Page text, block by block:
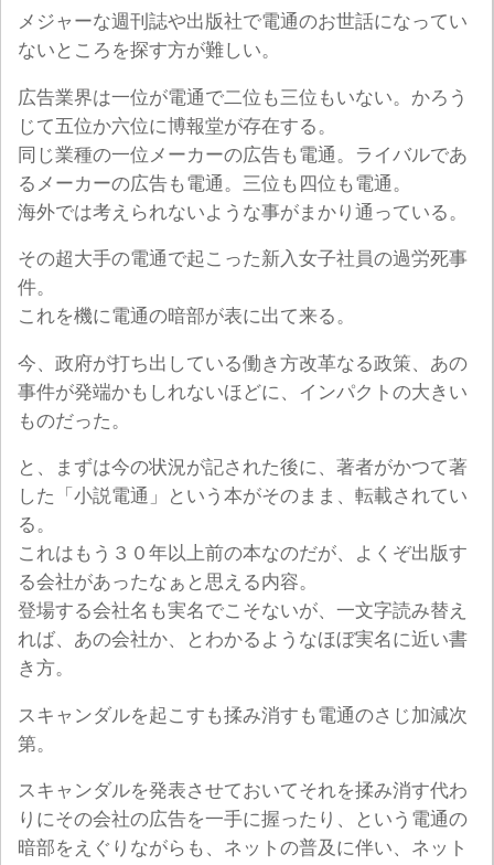
メジャーな週刊誌や出版社で電通のお世話になってい
ないところを探す方が難しい。
広告業界は一位が電通で二位も三位もいない。かろう
じて五位か六位に博報堂が存在する。
同じ業種の一位メーカーの広告も電通。ライバルであ
るメーカーの広告も電通。三位も四位も電通。
海外では考えられないような事がまかり通っている。
その超大手の電通で起こった新入女子社員の過労死事
件。
これを機に電通の暗部が表に出て来る。
今、政府が打ち出している働き方改革なる政策、あの
事件が発端かもしれないほどに、インパクトの大きい
ものだった。
と、まずは今の状況が記された後に、著者がかつて著
した「小説電通」という本がそのまま、転載されてい
る。
これはもう３０年以上前の本なのだが、よくぞ出版す
る会社があったなぁと思える内容。
登場する会社名も実名でこそないが、一文字読み替え
れば、あの会社か、とわかるようなほぼ実名に近い書
き方。
スキャンダルを起こすも揉み消すも電通のさじ加減次
第。
スキャンダルを発表させておいてそれを揉み消す代わ
りにその会社の広告を一手に握ったり、という電通の
暗部をえぐりながらも、ネットの普及に伴い、ネット